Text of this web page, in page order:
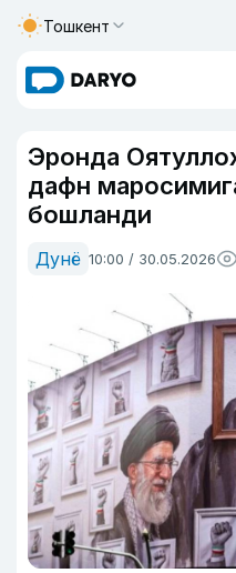
Тошкент
Эронда
дафн
бошланди
Дунё 10:00 / 30.05.2026